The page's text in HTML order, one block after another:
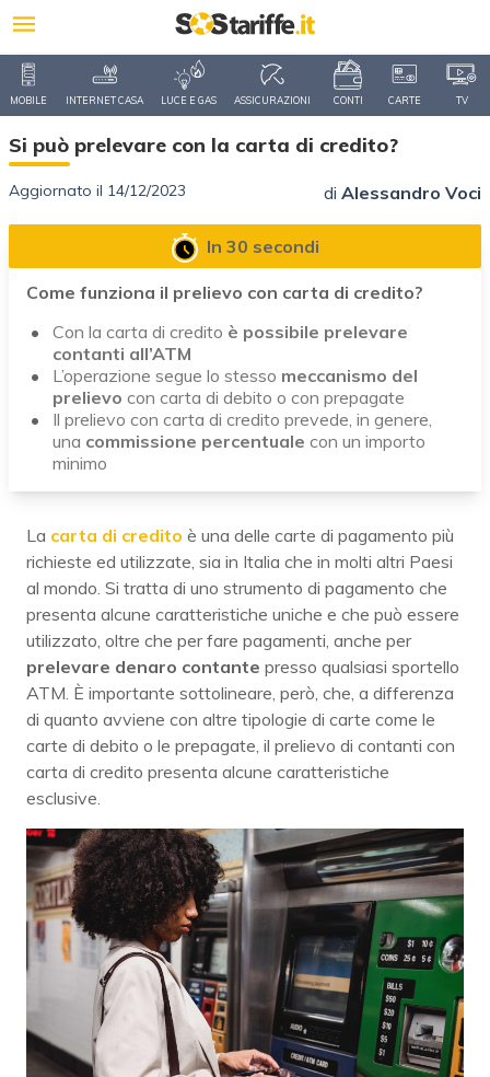
MOBILE INTERNET CASA LUCE E GAS ASSICURAZIONI CONTI CARTE TV
Si può prelevare con la carta di credito?
Aggiornato il 14/12/2023 di Alessandro Voci
In 30 secondi
Come funziona il prelievo con carta di credito?
Con la carta di credito è possibile prelevare
contanti all’ATM
L’operazione segue lo stesso meccanismo del
prelievo con carta di debito o con prepagate
Il prelievo con carta di credito prevede, in genere,
una commissione percentuale con un importo
minimo
La carta di credito è una delle carte di pagamento più
richieste ed utilizzate, sia in Italia che in molti altri Paesi
al mondo. Si tratta di uno strumento di pagamento che
presenta alcune caratteristiche uniche e che può essere
utilizzato, oltre che per fare pagamenti, anche per
prelevare denaro contante presso qualsiasi sportello
ATM. È importante sottolineare, però, che, a differenza
di quanto avviene con altre tipologie di carte come le
carte di debito o le prepagate, il prelievo di contanti con
carta di credito presenta alcune caratteristiche
esclusive.